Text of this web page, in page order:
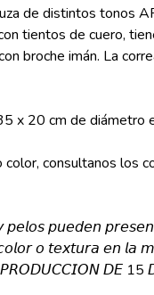
de distintos tonos
tientos de cuero,
broche imán. La
x 20 cm de diámetro
color, consultanos los
𝘱𝘦𝘭𝘰𝘴 𝘱𝘶𝘦𝘥𝘦𝘯
𝘰 𝘵𝘦𝘹𝘵𝘶𝘳𝘢 𝘦𝘯 𝘭𝘢
𝘋𝘌 15